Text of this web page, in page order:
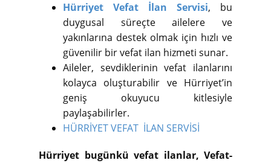
Hürriyet Vefat İlan Servisi, bu
duygusal süreçte ailelere ve
yakınlarına destek olmak için hızlı ve
güvenilir bir vefat ilan hizmeti sunar.
Aileler, sevdiklerinin vefat ilanlarını
kolayca oluşturabilir ve Hürriyet’in
geniş okuyucu kitlesiyle
paylaşabilirler.
HÜRRİYET VEFAT İLAN SERVİSİ
Hürriyet bugünkü vefat ilanlar, Vefat-